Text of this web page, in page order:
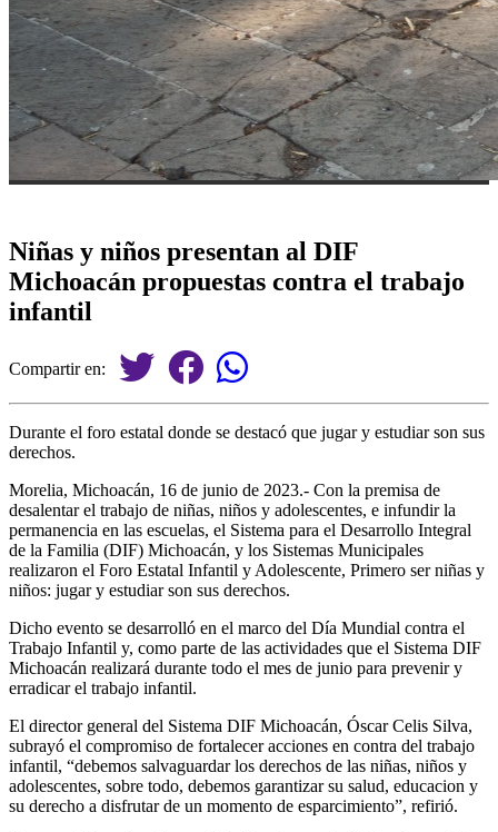
Niñas y niños presentan al DIF
Michoacán propuestas contra el trabajo
infantil
Compartir en:
Durante el foro estatal donde se destacó que jugar y estudiar son sus
derechos.
Morelia, Michoacán, 16 de junio de 2023.- Con la premisa de
desalentar el trabajo de niñas, niños y adolescentes, e infundir la
permanencia en las escuelas, el Sistema para el Desarrollo Integral
de la Familia (DIF) Michoacán, y los Sistemas Municipales
realizaron el Foro Estatal Infantil y Adolescente, Primero ser niñas y
niños: jugar y estudiar son sus derechos.
Dicho evento se desarrolló en el marco del Día Mundial contra el
Trabajo Infantil y, como parte de las actividades que el Sistema DIF
Michoacán realizará durante todo el mes de junio para prevenir y
erradicar el trabajo infantil.
El director general del Sistema DIF Michoacán, Óscar Celis Silva,
subrayó el compromiso de fortalecer acciones en contra del trabajo
infantil, “debemos salvaguardar los derechos de las niñas, niños y
adolescentes, sobre todo, debemos garantizar su salud, educacion y
su derecho a disfrutar de un momento de esparcimiento”, refirió.